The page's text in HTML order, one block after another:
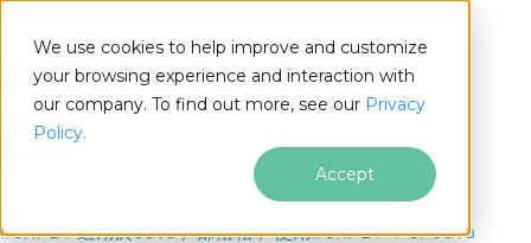
We use cookies to help improve and customize
your browsing experience and interaction with
our company. To find out more, see our Privacy
Policy.
Accept
Java
跳至頁尾內容
IronPDF適用於Java 部落格
使用IronPDF For Java